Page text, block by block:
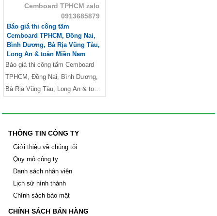
Cemboard TPHCM zalo
0913685879
Báo giá thi công tấm
Cemboard TPHCM, Đồng Nai,
Bình Dương, Bà Rịa Vũng Tàu,
Long An & toàn Miền Nam
Báo giá thi công tấm Cemboard
TPHCM, Đồng Nai, Bình Dương,
Bà Rịa Vũng Tàu, Long An & toàn
THÔNG TIN CÔNG TY
Giới thiệu về chúng tôi
Quy mô công ty
Danh sách nhân viên
Lịch sử hình thành
Chính sách bảo mật
CHÍNH SÁCH BÁN HÀNG